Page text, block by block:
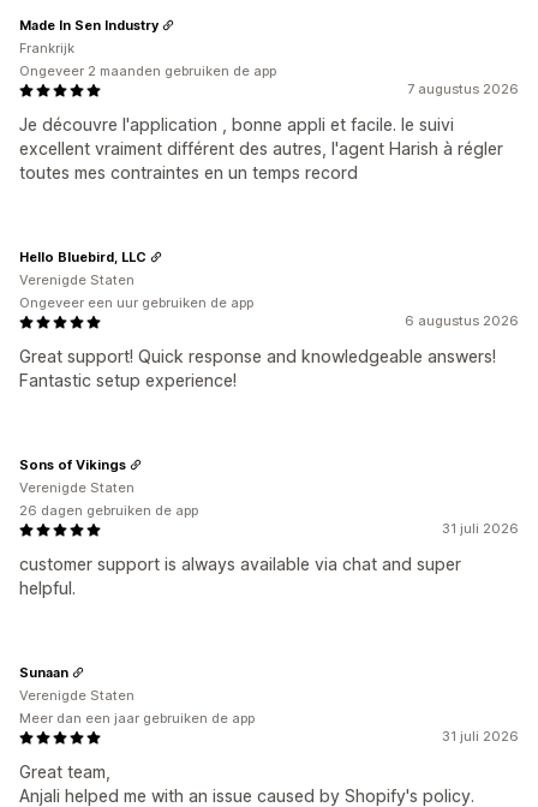
7 augustus 2026
Je découvre l'application , bonne appli et facile. le suivi
excellent vraiment différent des autres, l'agent Harish à régler
toutes mes contraintes en un temps record
Made In Sen Industry
Frankrijk
Ongeveer 2 maanden gebruiken de app
6 augustus 2026
Great support! Quick response and knowledgeable answers!
Fantastic setup experience!
Hello Bluebird, LLC
Verenigde Staten
Ongeveer een uur gebruiken de app
31 juli 2026
customer support is always available via chat and super
helpful.
Sons of Vikings
Verenigde Staten
26 dagen gebruiken de app
31 juli 2026
Great team,
Anjali helped me with an issue caused by Shopify's policy.
Sunaan
Verenigde Staten
Meer dan een jaar gebruiken de app